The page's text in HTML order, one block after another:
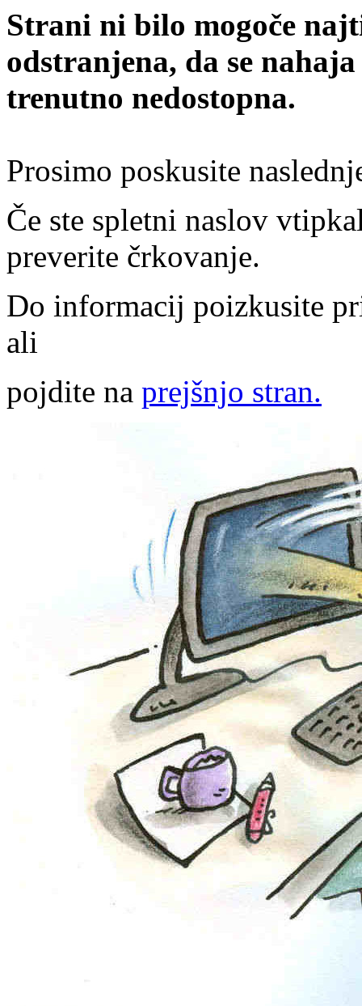
Strani ni bilo mogoče
odstranjena, da se
trenutno nedostopna.
Prosimo poskusite
Če ste spletni naslov
preverite črkovanje.
Do informacij poizkusite
ali
pojdite na prejšnjo stran.